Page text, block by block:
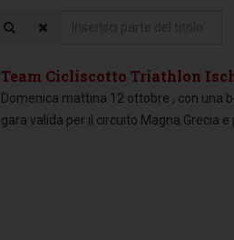
titolo
Team Cicliscotto Triathlon
Domenica mattina 12 ottobre , con una
gara valida per il circuito Magna Grecia